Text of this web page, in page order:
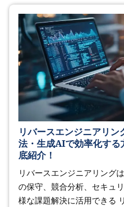
リバースエンジニアリン
法・生成AIで効率化する
底紹介！
リバースエンジニアリング
の保守、競合分析、セキュ
様な課題解決に活用できる